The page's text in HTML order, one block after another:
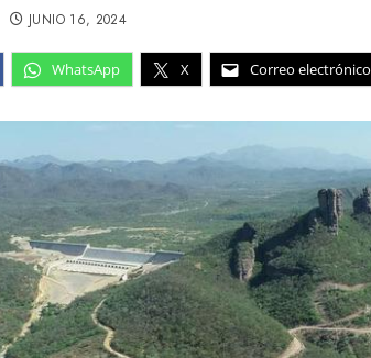
WhatsApp X Correo electrónico
JUNIO 16, 2024